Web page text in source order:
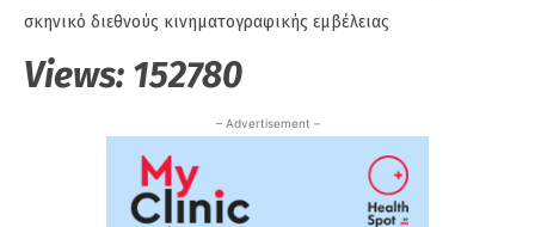
σκηνικό διεθνούς κινηματογραφικής εμβέλειας
Views: 152780
– Advertisement –